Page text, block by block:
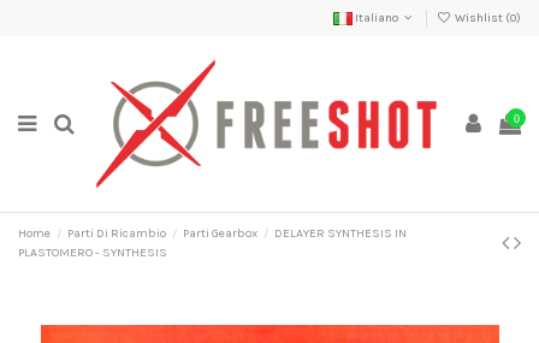
Italiano Wishlist (0)
0
Home Parti Di Ricambio Parti Gearbox
DELAYER SYNTHESIS IN
PLASTOMERO - SYNTHESIS